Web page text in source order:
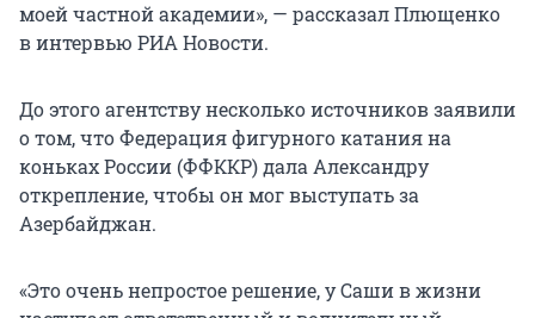
моей частной академии», — рассказал Плющенко
в интервью РИА Новости.
До этого агентству несколько источников заявили
о том, что Федерация фигурного катания на
коньках России (ФФККР) дала Александру
открепление, чтобы он мог выступать за
Азербайджан.
«Это очень непростое решение, у Саши в жизни